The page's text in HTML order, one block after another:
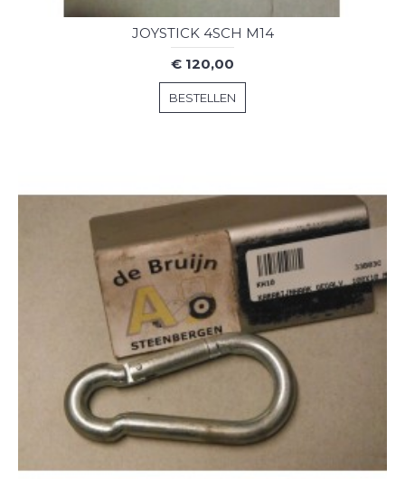
JOYSTICK 4SCH M14
€ 120,00
BESTELLEN